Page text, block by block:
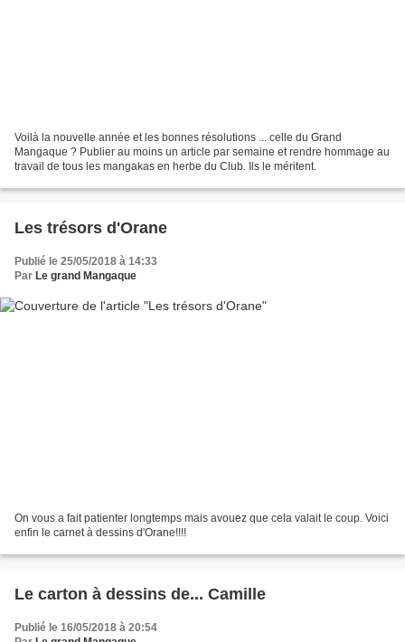
Voilà la nouvelle année et les bonnes résolutions ... celle du Grand
Mangaque ? Publier au moins un article par semaine et rendre hommage au
travail de tous les mangakas en herbe du Club. Ils le méritent.
Les trésors d'Orane
Publié le 25/05/2018 à 14:33
Par Le grand Mangaque
On vous a fait patienter longtemps mais avouez que cela valait le coup. Voici
enfin le carnet à dessins d'Orane!!!!
Le carton à dessins de... Camille
Publié le 16/05/2018 à 20:54